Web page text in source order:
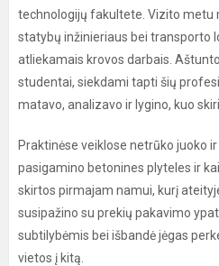
technologijų fakultete. Vizito metu
statybų inžinieriaus bei transporto
atliekamais krovos darbais.
studentai, siekdami tapti šių
matavo, analizavo ir lygino, kuo
Praktinėse veiklose netrūko juoko
pasigamino betonines plyteles ir
skirtos pirmajam namui, kurį
susipažino su prekių pakavimo
subtilybėmis bei išbandė jėgas
vietos į kitą.